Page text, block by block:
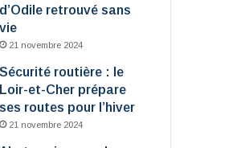
d’Odile retrouvé sans
vie
21 novembre 2024
Sécurité routière : le
Loir-et-Cher prépare
ses routes pour l’hiver
21 novembre 2024